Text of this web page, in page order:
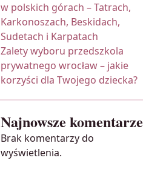
w polskich górach – Tatrach,
Karkonoszach, Beskidach,
Sudetach i Karpatach
Zalety wyboru przedszkola
prywatnego wrocław – jakie
korzyści dla Twojego dziecka?
Najnowsze komentarze
Brak komentarzy do
wyświetlenia.